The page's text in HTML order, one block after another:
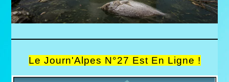
Le Journ'Alpes N°27 Est En Ligne !